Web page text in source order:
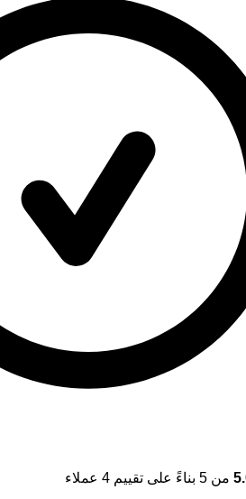
من 5 بناءً على تقييم 4 عملاء